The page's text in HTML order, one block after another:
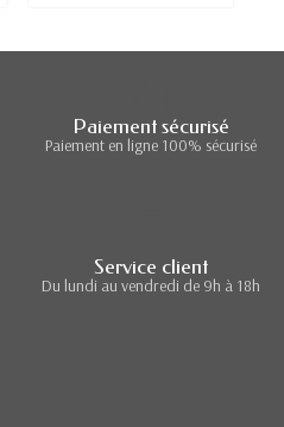
Paiement sécurisé
Paiement en ligne 100% sécurisé
Service client
Du lundi au vendredi de 9h à 18h